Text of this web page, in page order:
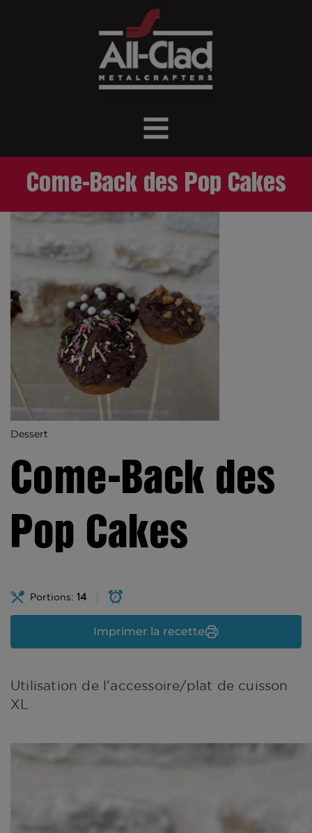
Come-Back des Pop Cakes
Dessert
Come-Back des
Pop Cakes
Portions: 14
Imprimer la recette
Utilisation de l'accessoire/plat de cuisson
XL